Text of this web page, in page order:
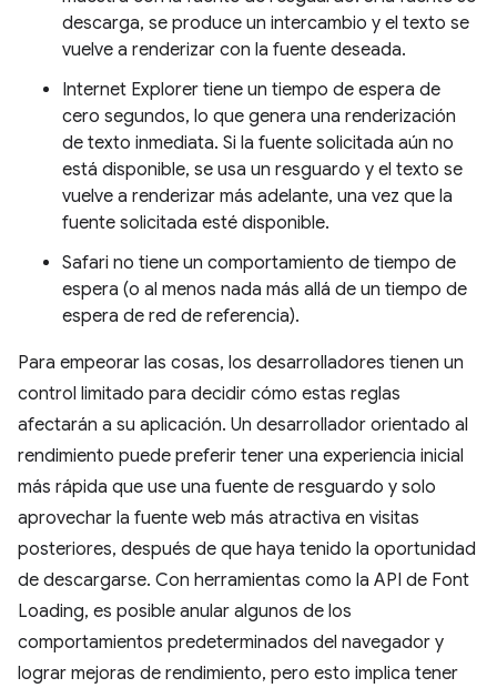
descarga, se produce un intercambio y el texto se
vuelve a renderizar con la fuente deseada.
Internet Explorer tiene un tiempo de espera de
cero segundos, lo que genera una renderización
de texto inmediata. Si la fuente solicitada aún no
está disponible, se usa un resguardo y el texto se
vuelve a renderizar más adelante, una vez que la
fuente solicitada esté disponible.
Safari no tiene un comportamiento de tiempo de
espera (o al menos nada más allá de un tiempo de
espera de red de referencia).
Para empeorar las cosas, los desarrolladores tienen un
control limitado para decidir cómo estas reglas
afectarán a su aplicación. Un desarrollador orientado al
rendimiento puede preferir tener una experiencia inicial
más rápida que use una fuente de resguardo y solo
aprovechar la fuente web más atractiva en visitas
posteriores, después de que haya tenido la oportunidad
de descargarse. Con herramientas como la API de Font
Loading, es posible anular algunos de los
comportamientos predeterminados del navegador y
lograr mejoras de rendimiento, pero esto implica tener